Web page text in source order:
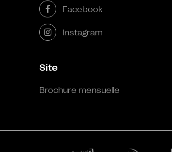
Facebook
Instagram
Site
Brochure mensuelle